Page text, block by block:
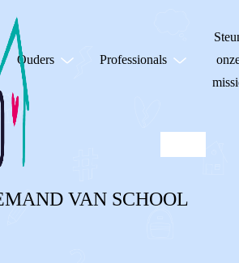
Ouders Professionals
VAN SCHOOL